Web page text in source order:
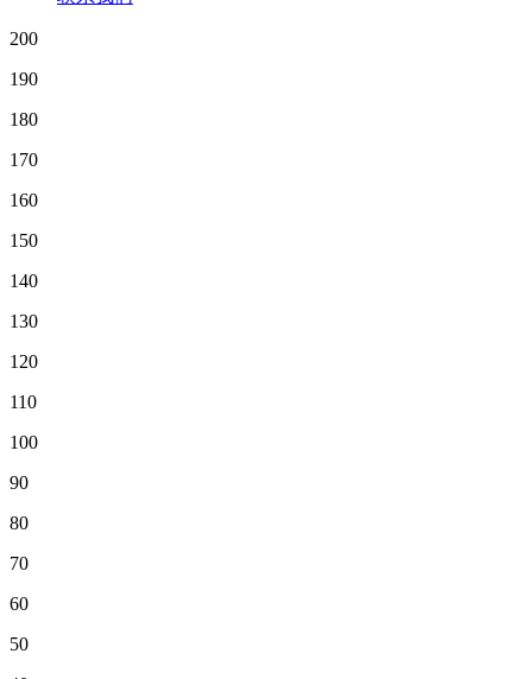
200
190
180
170
160
150
140
130
120
110
100
90
80
70
60
50